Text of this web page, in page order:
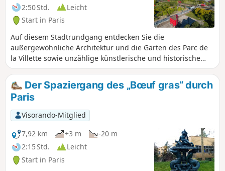
2:50 Std.
Leicht
Start in Paris
Auf diesem Stadtrundgang entdecken Sie die
außergewöhnliche Architektur und die Gärten des Parc de
la Villette sowie unzählige künstlerische und historische
Sehenswürdigkeiten, die diesen Spaziergang entlang des
Canal de l’Ourcq zu einer einzigartigen und authentischen
Pariser Kulturroute machen.
Der Spaziergang des „Bœuf gras“ durch
Paris
Visorando-Mitglied
7,92 km
+3 m
-20 m
2:15 Std.
Leicht
Start in Paris